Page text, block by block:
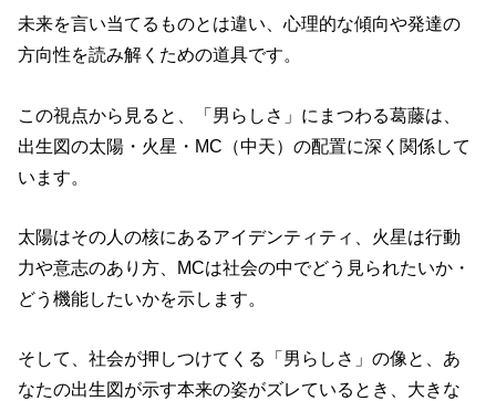
未来を言い当てるものとは違い、心理的な傾向や発達の
方向性を読み解くための道具です。
この視点から見ると、「男らしさ」にまつわる葛藤は、
出生図の太陽・火星・MC（中天）の配置に深く関係して
います。
太陽はその人の核にあるアイデンティティ、火星は行動
力や意志のあり方、MCは社会の中でどう見られたいか・
どう機能したいかを示します。
そして、社会が押しつけてくる「男らしさ」の像と、あ
なたの出生図が示す本来の姿がズレているとき、大きな